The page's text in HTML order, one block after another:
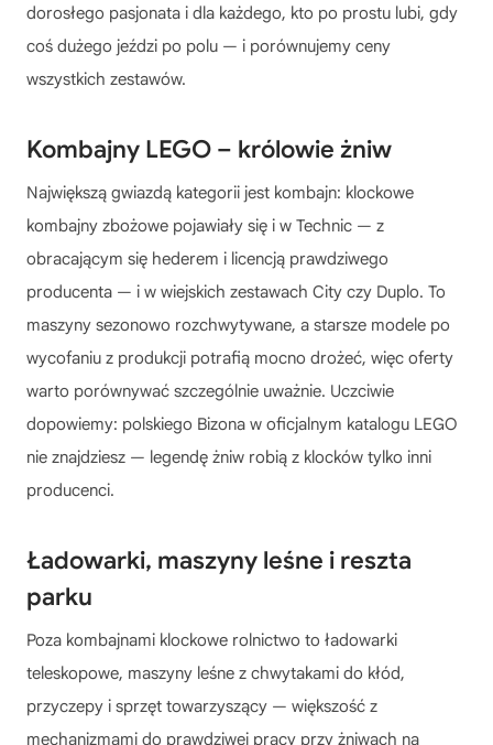
dorosłego pasjonata i dla każdego, kto po prostu lubi, gdy
coś dużego jeździ po polu — i porównujemy ceny
wszystkich zestawów.
Kombajny LEGO – królowie żniw
Największą gwiazdą kategorii jest kombajn: klockowe
kombajny zbożowe pojawiały się i w Technic — z
obracającym się hederem i licencją prawdziwego
producenta — i w wiejskich zestawach City czy Duplo. To
maszyny sezonowo rozchwytywane, a starsze modele po
wycofaniu z produkcji potrafią mocno drożeć, więc oferty
warto porównywać szczególnie uważnie. Uczciwie
dopowiemy: polskiego Bizona w oficjalnym katalogu LEGO
nie znajdziesz — legendę żniw robią z klocków tylko inni
producenci.
Ładowarki, maszyny leśne i reszta
parku
Poza kombajnami klockowe rolnictwo to ładowarki
teleskopowe, maszyny leśne z chwytakami do kłód,
przyczepy i sprzęt towarzyszący — większość z
mechanizmami do prawdziwej pracy przy żniwach na